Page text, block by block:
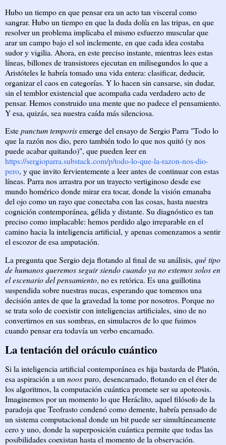
Hubo un tiempo en que pensar era un acto tan visceral como
sangrar. Hubo un tiempo en que la duda dolía en las tripas, en que
resolver un problema implicaba el mismo esfuerzo muscular que
arar un campo bajo el sol inclemente, en que cada idea costaba
sudor y vigilia. Ahora, en este preciso instante, mientras lees estas
líneas, billones de transistores ejecutan en milisegundos lo que a
Aristóteles le habría tomado una vida entera: clasificar, deducir,
organizar el caos en categorías. Y lo hacen sin cansarse, sin dudar,
sin el temblor existencial que acompaña cada verdadero acto de
pensar. Hemos construido una mente que no padece el pensamiento.
Y esa, quizás, sea nuestra caída más silenciosa.
Estepunctum temporisemerge del ensayo de Sergio Parra "Todo lo
que la razón nos dio, pero también todo lo que nos quitó (y nos
puede acabar quitando)", que pueden leer en
https://sergioparra.substack.com/p/todo-lo-que-la-razon-nos-dio-
pero, y que invito fervientemente a leer antes de continuar con estas
líneas. Parra nos arrastra por un trayecto vertiginoso desde ese
mundo homérico donde mirar era tocar, donde la visión emanaba
del ojo como un rayo que conectaba con las cosas, hasta nuestra
cognición contemporánea, gélida y distante. Su diagnóstico es tan
preciso como implacable: hemos perdido algo irreparable en el
camino hacia la inteligencia artificial, y apenas comenzamos a sentir
el escozor de esa amputación.
La pregunta que Sergio deja flotando al final de su análisis, qué tipo
de humanos queremos seguir siendo cuando ya no estemos solos en
el escenario del pensamiento, no es retórica. Es una guillotina
suspendida sobre nuestras nucas, esperando que tomemos una
decisión antes de que la gravedad la tome por nosotros. Porque no
se trata solo de coexistir con inteligencias artificiales, sino de no
convertirnos en sus sombras, en simulacros de lo que fuimos
cuando pensar era todavía un verbo encarnado.
La tentación del oráculo cuántico
Si la inteligencia artificial contemporánea es hija bastarda de Platón,
esa aspiración a un noospuro, desencarnado, flotando en el éter de
los algoritmos, la computación cuántica promete ser su apoteosis.
Imaginemos por un momento lo que Heráclito, aquel filósofo de la
paradoja que Teofrasto condenó como demente, habría pensado de
un sistema computacional donde un bit puede ser simultáneamente
cero y uno, donde la superposición cuántica permite que todas las
posibilidades coexistan hasta el momento de la observación.